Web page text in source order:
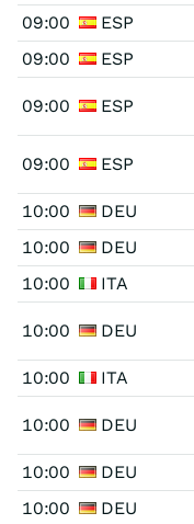
09:00
ESP
09:00
ESP
09:00 ESP
09:00 ESP
10:00 DEU
10:00
DEU
10:00
ITA
10:00 DEU
10:00 ITA
10:00 DEU
10:00 DEU
10:00
DEU